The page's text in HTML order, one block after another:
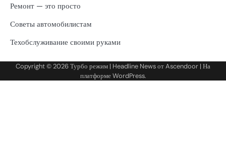
Ремонт — это просто
Советы автомобилистам
Техобслуживание своими руками
Copyright © 2026Турбо режим | Headline News отAscendoor | На
платформеWordPress.